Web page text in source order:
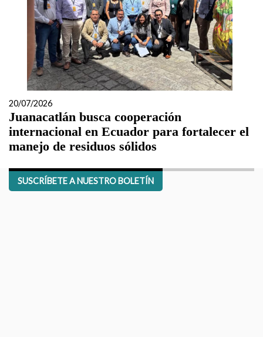
20/07/2026
Juanacatlán busca cooperación
internacional en Ecuador para fortalecer el
manejo de residuos sólidos
SUSCRÍBETE A NUESTRO BOLETÍN